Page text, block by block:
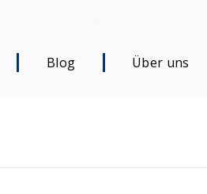
Blog Über uns